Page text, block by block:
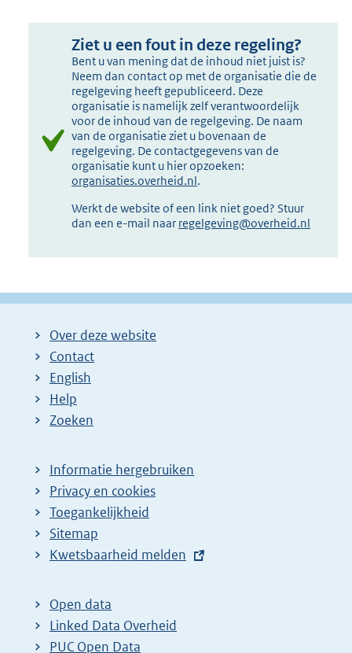
Ziet u een fout in deze regeling?
Bent u van mening dat de inhoud niet juist is?
Neem dan contact op met de organisatie die de
regelgeving heeft gepubliceerd. Deze
organisatie is namelijk zelf verantwoordelijk
voor de inhoud van de regelgeving. De naam
van de organisatie ziet u bovenaan de
regelgeving. De contactgegevens van de
organisatie kunt u hier opzoeken:
organisaties.overheid.nl.
Werkt de website of een link niet goed? Stuur
dan een e-mail naar regelgeving@overheid.nl
Over deze website
Contact
English
Help
Zoeken
Informatie hergebruiken
Privacy en cookies
Toegankelijkheid
Sitemap
E
t
e
r
Kwetsbaarheid melden
Open data
Linked Data Overheid
PUC Open Data